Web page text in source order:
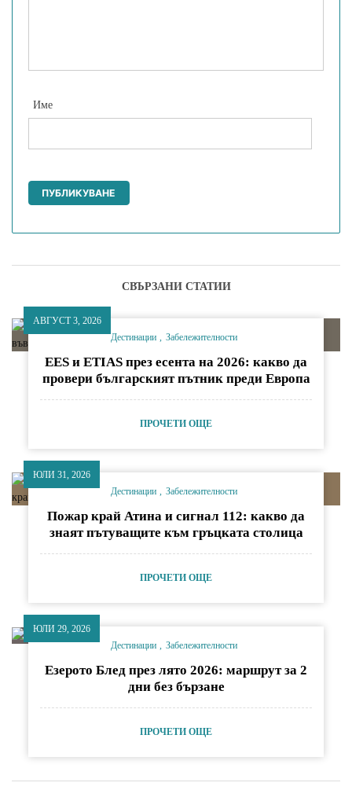
Име
СВЪРЗАНИ СТАТИИ
АВГУСТ 3, 2026
Дестинации
Забележителности
EES и ETIAS през есента на 2026: какво да
провери българският пътник преди Европа
ПРОЧЕТИ ОЩЕ
ЮЛИ 31, 2026
Дестинации
Забележителности
Пожар край Атина и сигнал 112: какво да
знаят пътуващите към гръцката столица
ПРОЧЕТИ ОЩЕ
ЮЛИ 29, 2026
Дестинации
Забележителности
Езерото Блед през лято 2026: маршрут за 2
дни без бързане
ПРОЧЕТИ ОЩЕ